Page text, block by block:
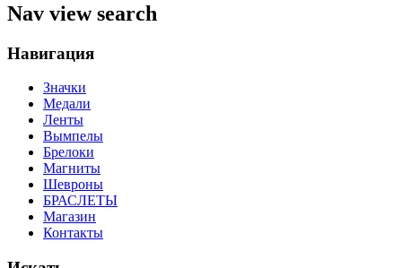
Nav view search
Навигация
Значки
Медали
Ленты
Вымпелы
Брелоки
Магниты
Шевроны
БРАСЛЕТЫ
Магазин
Контакты